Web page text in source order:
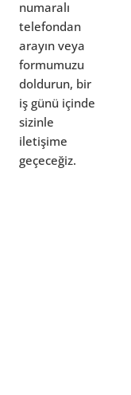
numaralı
telefondan
arayın veya
formumuzu
doldurun, bir
iş günü içinde
sizinle
iletişime
geçeceğiz.